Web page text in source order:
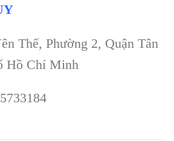
Thế, Phường 2, Quận Tân
Hồ Chí Minh